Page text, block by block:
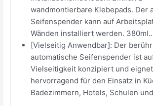
wandmontierbare Klebepads. Der
Seifenspender kann auf
Wänden installiert werden.
[Vielseitig Anwendbar]: Der
automatische Seifenspender ist
Vielseitigkeit konzipiert und
hervorragend für den Einsatz in
Badezimmern, Hotels, Schulen